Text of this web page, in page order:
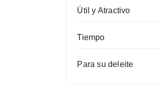
Útil y Atractivo
Tiempo
Para su deleite